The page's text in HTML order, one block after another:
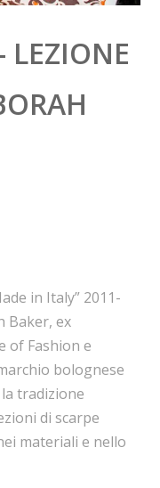
LEZIONE
in Italy” 2011-
Baker, ex
of Fashion e
bolognese
tradizione
di scarpe
materiali e nello